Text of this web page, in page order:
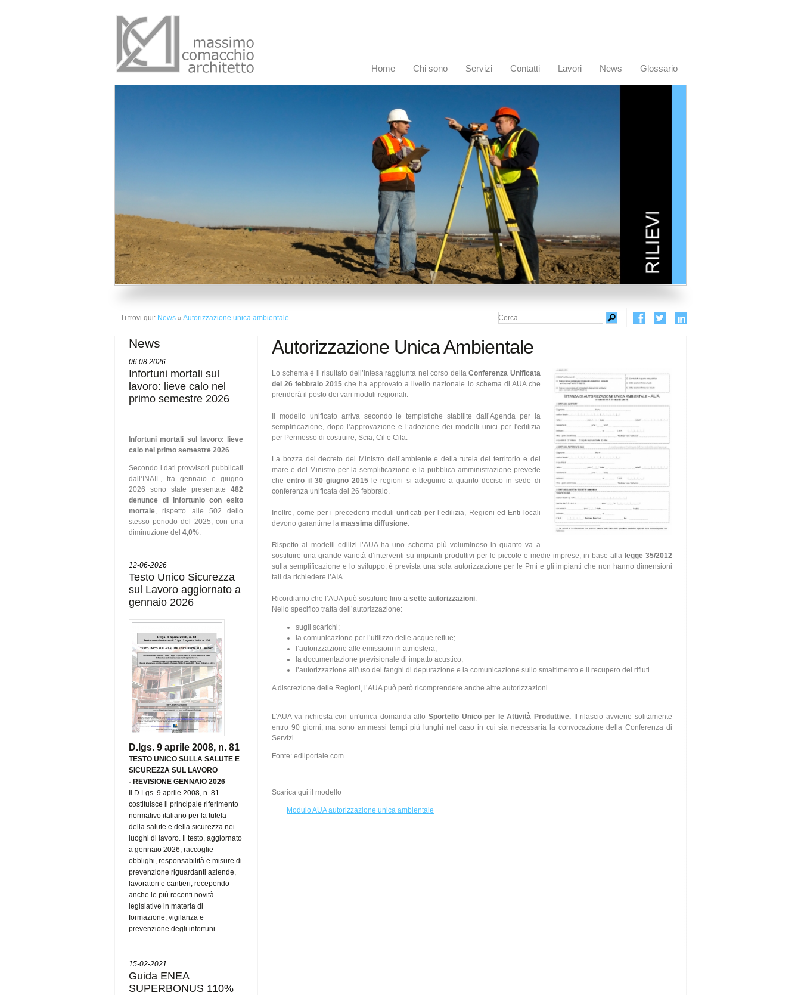
Home Chi sono Servizi Contatti Lavori News Glossario
Ti trovi qui: News » Autorizzazione unica ambientale
News
06.08.2026
Infortuni mortali sul
lavoro: lieve calo nel
primo semestre 2026
Infortuni mortali sul lavoro: lieve
calo nel primo semestre 2026
Secondo i dati provvisori pubblicati
dall’INAIL, tra gennaio e giugno
2026 sono state presentate 482
denunce di infortunio con esito
mortale, rispetto alle 502 dello
stesso periodo del 2025, con una
diminuzione del4,0%.
12-06-2026
Testo Unico Sicurezza
sul Lavoro aggiornato a
gennaio 2026
D.lgs. 9 aprile 2008, n. 81
TESTO UNICO SULLA SALUTE E
SICUREZZA SUL LAVORO
-REVISIONE GENNAIO 2026
Il D.Lgs. 9 aprile 2008, n. 81
costituisce il principale riferimento
normativo italiano per la tutela
della salute e della sicurezza nei
luoghi di lavoro. Il testo, aggiornato
a gennaio 2026, raccoglie
obblighi, responsabilità e misure di
prevenzione riguardanti aziende,
lavoratori e cantieri, recependo
anche le più recenti novità
legislative in materia di
formazione, vigilanza e
prevenzione degli infortuni.
15-02-2021
Guida ENEA
SUPERBONUS 110%
Autorizzazione Unica Ambientale
Lo schema è il risultato dell’intesa raggiunta nel corso dellaConferenza Unificata
del 26 febbraio 2015 che ha approvato a livello nazionale lo schema di AUA che
prenderà il posto dei vari moduli regionali.
Il modello unificato arriva secondo le tempistiche stabilite dall’Agenda per la
semplificazione, dopo l’approvazione e l’adozione dei modelli unici per l'edilizia
per Permesso di costruire, Scia, Cil e Cila.
La bozza del decreto del Ministro dell’ambiente e della tutela del territorio e del
mare e del Ministro per la semplificazione e la pubblica amministrazione prevede
cheentro il 30 giugno 2015le regioni si adeguino a quanto deciso in sede di
conferenza unificata del 26 febbraio.
Inoltre, come per i precedenti moduli unificati per l’edilizia, Regioni ed Enti locali
devono garantirne lamassima diffusione
Rispetto ai modelli edilizi l’AUA ha uno schema più voluminoso in quanto va a
sostituire una grande varietà d’interventi su impianti produttivi per le piccole e medie imprese; in base alla legge 35/2012
sulla semplificazione e lo sviluppo, è prevista una sola autorizzazione per le Pmi e gli impianti che non hanno dimensioni
tali da richiedere l’AIA.
Ricordiamo che l’AUA può sostituire fino a sette autorizzazioni
Nello specifico tratta dell’autorizzazione:
sugli scarichi;
la comunicazione per l’utilizzo delle acque reflue;
l’autorizzazione alle emissioni in atmosfera;
la documentazione previsionale di impatto acustico;
l’autorizzazione all’uso dei fanghi di depurazione e la comunicazione sullo smaltimento e il recupero dei rifiuti.
A discrezione delle Regioni, l’AUA può però ricomprendere anche altre autorizzazioni.
L’AUA va richiesta con un'unica domanda allo Sportello Unico per le Attività Produttive.
Il rilascio avviene solitamente
entro 90 giorni, ma sono ammessi tempi più lunghi nel caso in cui sia necessaria la convocazione della Conferenza di
Servizi.
Fonte: edilportale.com
Scarica qui il modello
Modulo AUA autorizzazione unica ambientale